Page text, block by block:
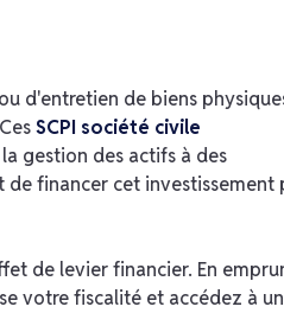
d'entretien de biens
SCPI société civile
gestion des actifs à des
de financer cet investissement
de levier financier. En
votre fiscalité et accédez à